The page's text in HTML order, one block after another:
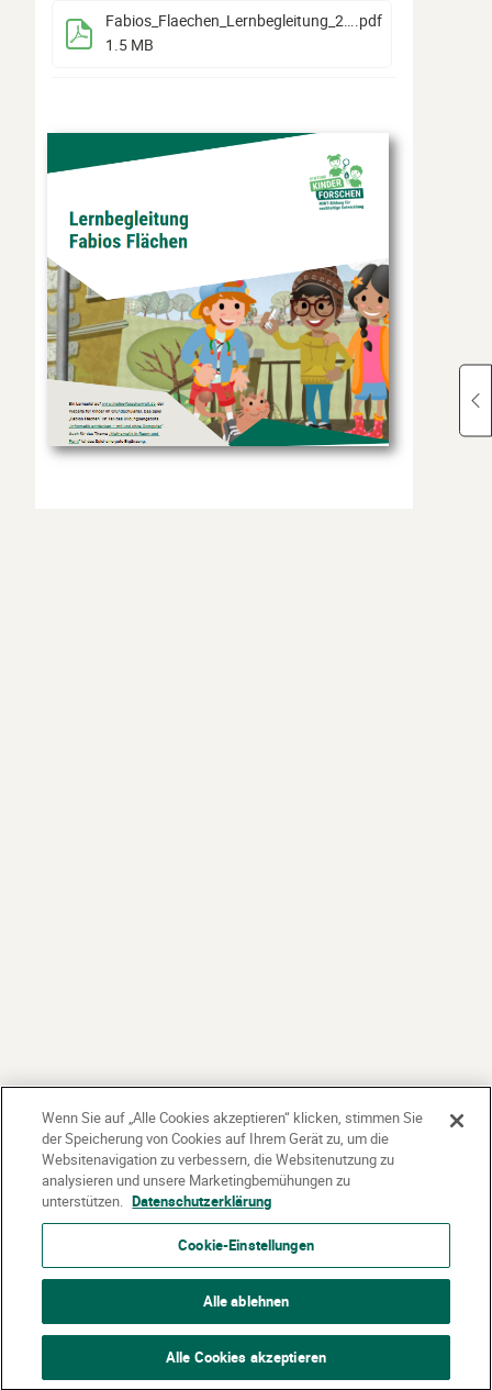
Fabios_Flaechen_Lernbegleitung_2024.pdf
1.5 MB
Wenn Sie auf „Alle Cookies akzeptieren“ klicken, stimmen Sie
der Speicherung von Cookies auf Ihrem Gerät zu, um die
Websitenavigation zu verbessern, die Websitenutzung zu
analysieren und unsere Marketingbemühungen zu
unterstützen. Datenschutzerklärung
Cookie-Einstellungen
Alle ablehnen
Alle Cookies akzeptieren